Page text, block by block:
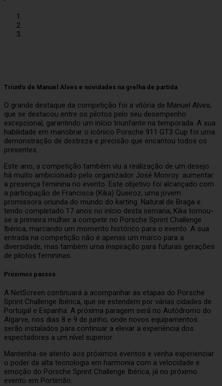
Triunfo de Manuel Alves e novidades na grelha de partida
O grande destaque da competição foi a vitória de Manuel Alves,
que se destacou entre os pilotos pelo seu desempenho
excepcional, garantindo um início triunfante na temporada. A sua
habilidade em manobrar o icónico Porsche 911 GT3 Cup foi uma
demonstração de destreza e precisão que encantou todos os
presentes.
Este ano, a competição também viu a realização de um desejo
há muito ambicionado pelo organizador José Monroy: aumentar
a presença feminina no evento. Este objetivo foi alcançado com
a participação de Francisca (Kika) Queiroz, uma jovem
promissora oriunda do mundo do karting. Natural de Braga e
tendo completado 17 anos no início desta semana, Kika tornou-
se a primeira mulher a competir no Porsche Sprint Challenge
Ibérica, marcando um momento histórico para o evento. A sua
entrada na competição não é apenas um marco para a
diversidade, mas também uma inspiração para futuras gerações
de pilotos femininas.
Próximos passos
A NetScreen continuará a acompanhar as etapas do Porsche
Sprint Challenge Ibérica, que se estendem por várias cidades de
Portugal e Espanha. A próxima paragem será no Autódromo do
Algarve, nos dias 8 e 9 de junho, onde novos equipamentos
serão instalados para continuar a elevar a experiência dos
espectadores a um nível superior.
Mantenha-se atento aos próximos eventos e venha experienciar
o poder da alta tecnologia em harmonia com a velocidade e
emoção do Porsche Sprint Challenge Ibérica, já no próximo
evento em Portimão.